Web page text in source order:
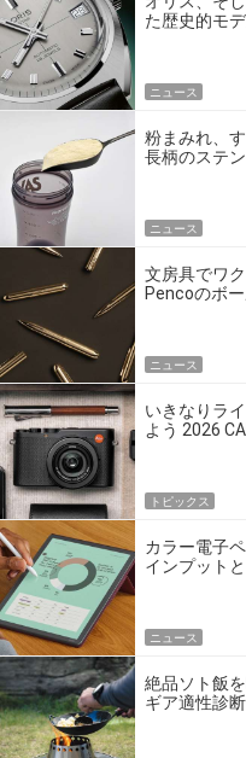
た歴史的モ
ニュース
粉まみれ、
長柄のステ
ニュース
文房具でワ
Pencoのボ
ニュース
いきなりラ
よう 2026
トピックス
カラー電子
インプット
ニュース
絶品ソト飯
ギア適性診断